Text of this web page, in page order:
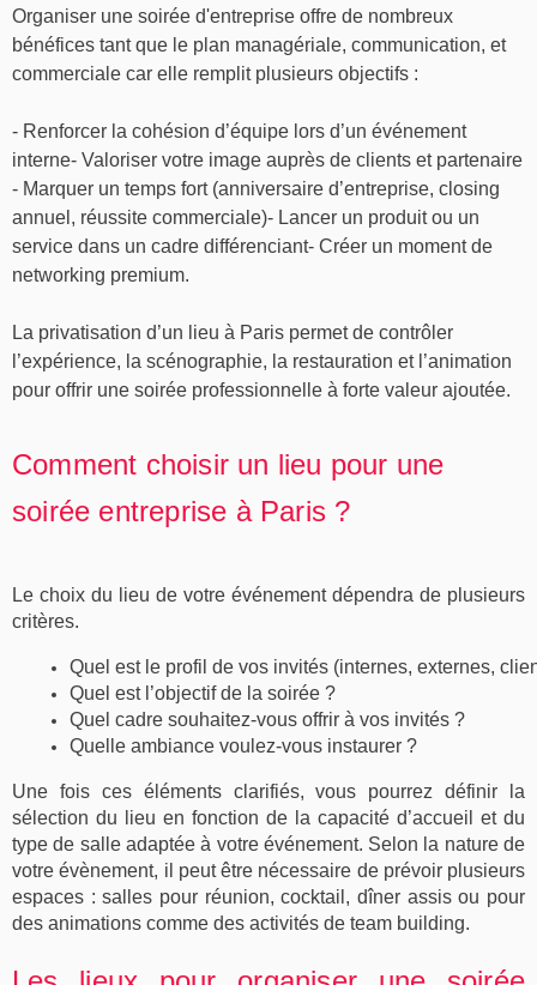
Organiser une soirée d'entreprise offre de nombreux
bénéfices tant que le plan managériale, communication, et
commerciale car elle remplit plusieurs objectifs :
- Renforcer la cohésion d’équipe lors d’un événement
interne- Valoriser votre image auprès de clients et partenaire
- Marquer un temps fort (anniversaire d’entreprise, closing
annuel, réussite commerciale)- Lancer un produit ou un
service dans un cadre différenciant- Créer un moment de
networking premium.
La privatisation d’un lieu à Paris permet de contrôler
l’expérience, la scénographie, la restauration et l’animation
pour offrir une soirée professionnelle à forte valeur ajoutée.
Comment choisir un lieu pour une
soirée entreprise à Paris ?
Le choix du lieu de votre événementdépendra de plusieurs
critères.
Quel est le profil de vos invités (internes, externes,
Quel est l’objectif de la soirée ?
Quel cadre souhaitez-vous offrir à vos invités ?
Quelle ambiance voulez-vous instaurer ?
Une fois ces éléments clarifiés, vous pourrez définir la
sélection du lieu en fonction de la capacité d’accueil et du
type de salleadaptée à votre événement. Selon la nature de
votreévènement, il peut être nécessaire de prévoir plusieurs
espaces :salles pour réunion,cocktail ,dîner assisou pour
des animations comme des activités de team building.